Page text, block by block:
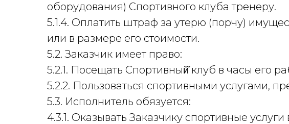
оборудования) Спортивного клуба тренеру.
5.1.4. Оплатить штраф за утерю (порчу)
или в размере его стоимости.
5.2. Заказчик имеет право:
5.2.1. Посещать Спортивный̆ клуб в часы его
5.2.2. Пользоваться спортивными услугами,
5.3. Исполнитель обязуется:
4.3.1. Оказывать Заказчику спортивные